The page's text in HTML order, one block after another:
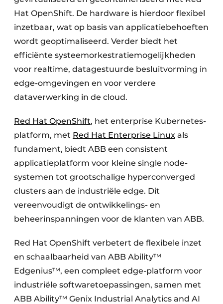
Hat OpenShift. De hardware is hierdoor flexibel
inzetbaar, wat op basis van applicatiebehoeften
wordt geoptimaliseerd. Verder biedt het
efficiënte systeemorkestratiemogelijkheden
voor realtime, datagestuurde besluitvorming in
edge-omgevingen en voor verdere
dataverwerking in de cloud.
Red Hat OpenShift, het enterprise Kubernetes-
platform, met Red Hat Enterprise Linux als
fundament, biedt ABB een consistent
applicatieplatform voor kleine single node-
systemen tot grootschalige hyperconverged
clusters aan de industriële edge. Dit
vereenvoudigt de ontwikkelings- en
beheerinspanningen voor de klanten van ABB.
Red Hat OpenShift verbetert de flexibele inzet
en schaalbaarheid van ABB Ability™
Edgenius™, een compleet edge-platform voor
industriële softwaretoepassingen, samen met
ABB Ability™ Genix Industrial Analytics and AI